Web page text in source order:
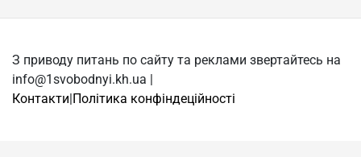
З приводу питань по сайту та реклами звертайтесь на
info@1svobodnyi.kh.ua |
Контакти|Політика конфіндеційності